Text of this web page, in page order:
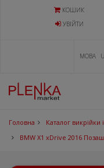
КОШИК
УВIЙТИ
МОВА
Головна Каталог викрійки
BMW X1 xDrive 2016